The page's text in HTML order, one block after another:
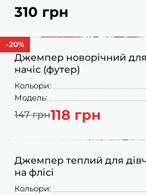
310 грн
-20%
Джемпер новорічний
начіс (футер)
Кольори:
Модель:
147 грн118 грн
Джемпер теплий для
на флісі
Кольори: